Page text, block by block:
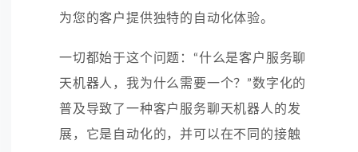
为您的客户提供独特的自动化体验。
一切都始于这个问题：“什么是客户服务聊
天机器人，我为什么需要一个？”数字化的
普及导致了一种客户服务聊天机器人的发
展，它是自动化的，并可以在不同的接触